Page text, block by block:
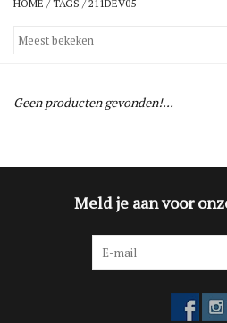
Accessoires
HOME /TAGS /211DEV05
Geen producten gevonden!...
Meld je aan voor